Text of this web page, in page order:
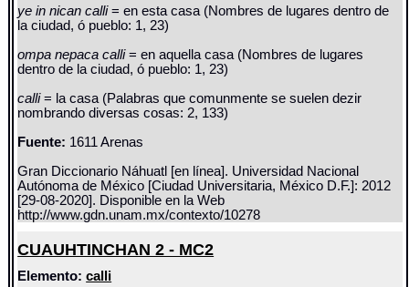
ye in nican calli= en esta casa (Nombres de lugares dentro de
la ciudad, ó pueblo: 1, 23)
ompa nepaca calli= en aquella casa (Nombres de lugares
dentro de la ciudad, ó pueblo: 1, 23)
calli= la casa (Palabras que comunmente se suelen dezir
nombrando diversas cosas: 2, 133)
Fuente: 1611 Arenas
Gran Diccionario Náhuatl [en línea]. Universidad Nacional
Autónoma de México [Ciudad Universitaria, México D.F.]: 2012
[29-08-2020]. Disponible en la Web
http://www.gdn.unam.mx/contexto/10278
CUAUHTINCHAN 2 - MC2
Elemento:calli